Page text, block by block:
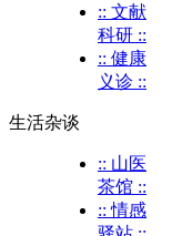
:: 文献
科研 ::
:: 健康
义诊 ::
生活杂谈
:: 山医
茶馆 ::
:: 情感